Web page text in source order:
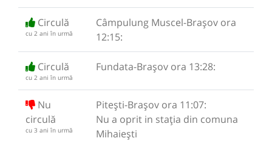
Circulă
cu 2 ani în urmă
Câmpulung Muscel-Brașov ora
12:15:
Circulă
cu 2 ani în urmă
Fundata-Brașov ora 13:28:
Nu
circulă
cu 3 ani în urmă
Pitești-Brașov ora 11:07:
Nu a oprit in stația din comuna
Mihaiești